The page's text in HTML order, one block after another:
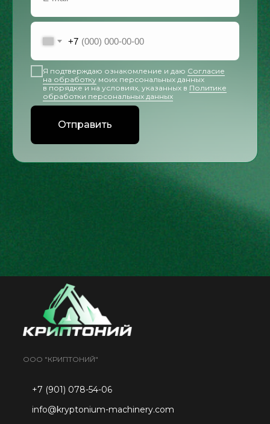
+7
Я подтверждаю ознакомление и даю Согласие
на обработку моих персональных данных
в порядке и на условиях, указанных в Политике
обработки персональных данных
Отправить
+7 (901) 078-54-06
info@kryptonium-machinery.com
ООО "КРИПТОНИЙ"